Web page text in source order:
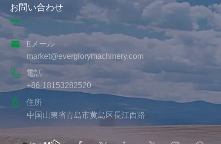
お問い合わせ

Eメール
market@everglorymachinery.com

電話
+86-18153282520

住所
中国山東省青島市黄島区長江西路